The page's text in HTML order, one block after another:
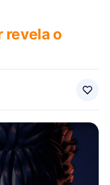
revela o